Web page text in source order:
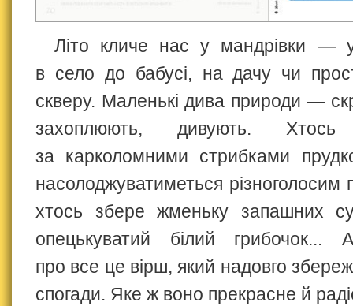
Літо кличе нас у мандрівки —
в село до бабусі, на дачу чи
скверу. Маленькі дива природи —
захоплюють, дивують. Хтось
за карколомними стрибками
насолоджуватиметься
хтось збере жменьку запашних
опецькуватий білий
про все це вірш, який надовго
спогади. Яке ж воно прекрасне й